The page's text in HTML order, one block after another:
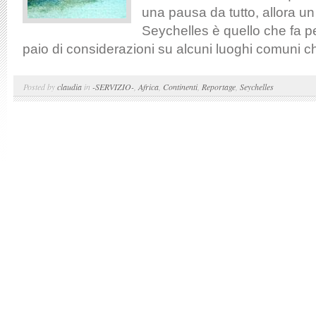
una pausa da tutto, allora
Seychelles è quello che fa
paio di considerazioni su alcuni luoghi comuni
Posted byclaudia in -SERVIZIO- Africa Continenti, Reportage Seychelles